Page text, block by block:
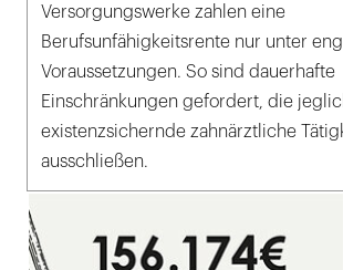
Versorgungswerke zahlen eine
Berufsunfähigkeitsrente nur unter
Voraussetzungen. So sind dauerhafte
Einschränkungen gefordert, die
existenzsichernde zahnärztliche
ausschließen.